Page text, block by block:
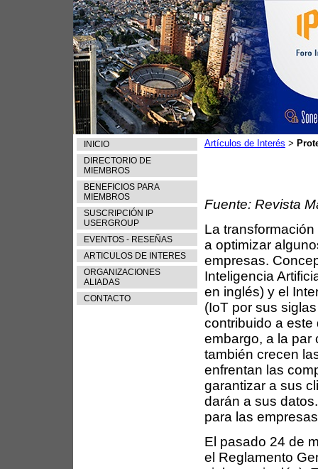
INICIO
DIRECTORIO DE
MIEMBROS
BENEFICIOS PARA
MIEMBROS
SUSCRIPCIÓN IP
USERGROUP
EVENTOS - RESEÑAS
ARTICULOS DE INTERES
ORGANIZACIONES
ALIADAS
CONTACTO
Artículos de Interés >
Fuente: Revista
La
a optimizar
empresas.
Inteligencia
en inglés) y el
(IoT por sus
contribuido a este
embargo, a la par
también crecen
enfrentan las
garantizar a sus
darán a sus
para las
El pasado 24 de
el Reglamento